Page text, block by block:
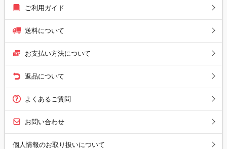
ご利用ガイド
送料について
お支払い方法について
返品について
よくあるご質問
お問い合わせ
個人情報のお取り扱いについて